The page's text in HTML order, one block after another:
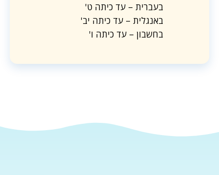
בעברית – עד כיתה ט'
באנגלית – עד כיתה יב'
בחשבון – עד כיתה ו'